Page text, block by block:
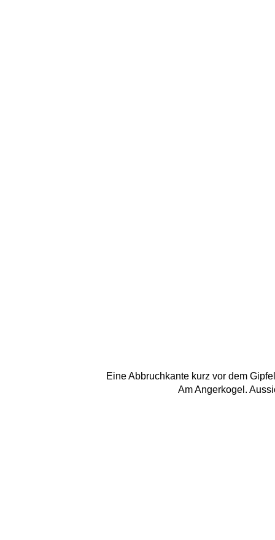
Eine Abbruchkante kurz vor dem
Am Angerkogel.